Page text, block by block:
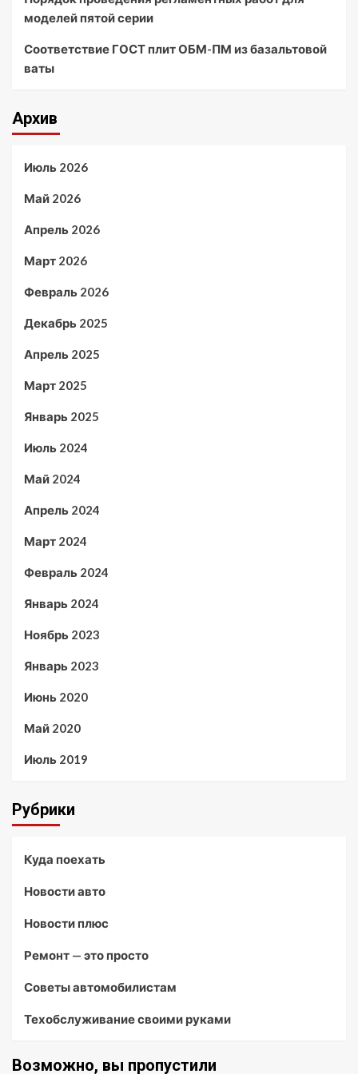
моделей пятой серии
Соответствие ГОСТ плит ОБМ-ПМ из базальтовой
ваты
Архив
Июль 2026
Май 2026
Апрель 2026
Март 2026
Февраль 2026
Декабрь 2025
Апрель 2025
Март 2025
Январь 2025
Июль 2024
Май 2024
Апрель 2024
Март 2024
Февраль 2024
Январь 2024
Ноябрь 2023
Январь 2023
Июнь 2020
Май 2020
Июль 2019
Рубрики
Куда поехать
Новости авто
Новости плюс
Ремонт — это просто
Советы автомобилистам
Техобслуживание своими руками
Возможно, вы пропустили